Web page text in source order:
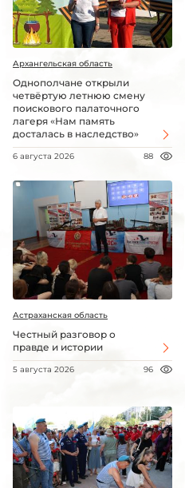
Архангельская область
Однополчане открыли
четвёртую летнюю смену
поискового палаточного
лагеря «Нам память
досталась в наследство»
6 августа 2026 88
Астраханская область
Честный разговор о
правде и истории
5 августа 2026 96